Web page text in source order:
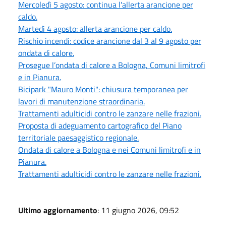
Mercoledì 5 agosto: continua l'allerta arancione per
caldo.
Martedì 4 agosto: allerta arancione per caldo.
Rischio incendi: codice arancione dal 3 al 9 agosto per
ondata di calore.
Prosegue l’ondata di calore a Bologna, Comuni limitrofi
e in Pianura.
Bicipark "Mauro Monti": chiusura temporanea per
lavori di manutenzione straordinaria.
Trattamenti adulticidi contro le zanzare nelle frazioni.
Proposta di adeguamento cartografico del Piano
territoriale paesaggistico regionale.
Ondata di calore a Bologna e nei Comuni limitrofi e in
Pianura.
Trattamenti adulticidi contro le zanzare nelle frazioni.
Ultimo aggiornamento: 11 giugno 2026, 09:52